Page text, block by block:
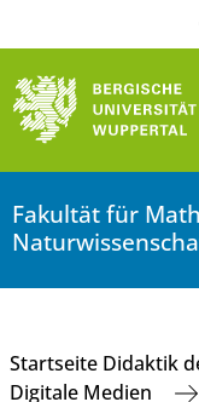
Fakultät für
Startseite Didaktik
Digitale Medien